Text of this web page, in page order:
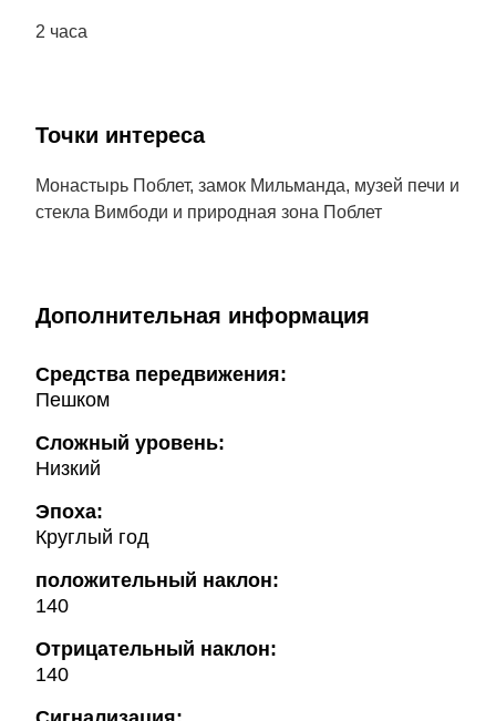
2 часа
Точки интереса
Монастырь Поблет, замок Мильманда, музей печи и
стекла Вимбоди и природная зона Поблет
Дополнительная информация
Cредства передвижения:
Пешком
Сложный уровень:
Низкий
Эпоха:
Круглый год
положительный наклон:
140
Oтрицательный наклон:
140